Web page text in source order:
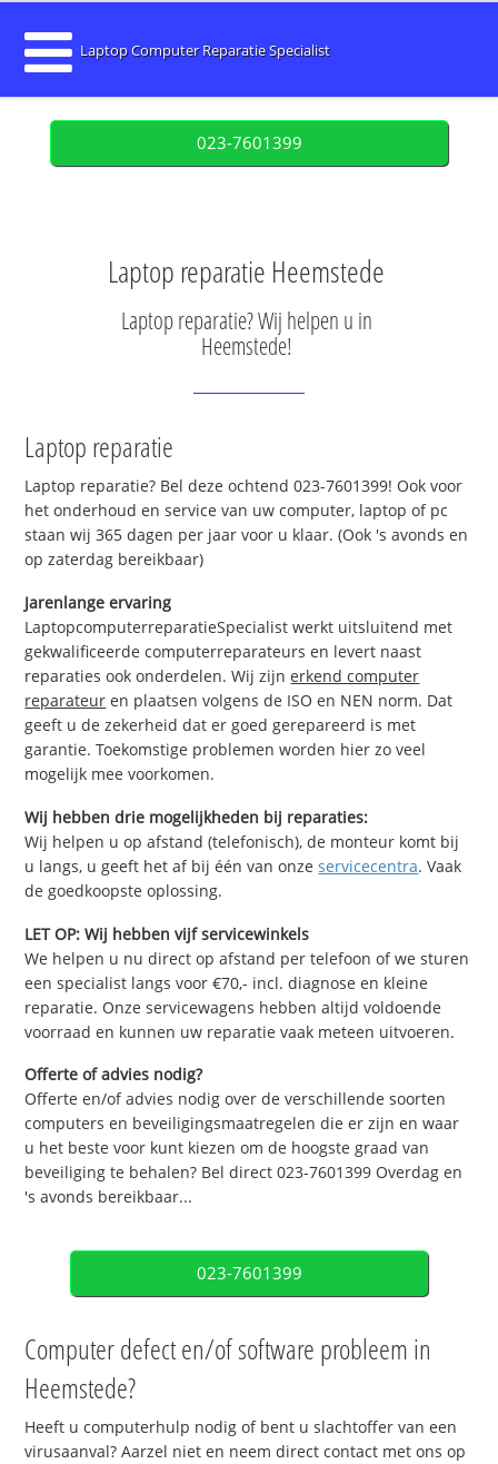
Laptop Computer Reparatie Specialist
023-7601399
Laptop reparatie Heemstede
Laptop reparatie? Wij helpen u in
Heemstede!
Laptop reparatie
Laptop reparatie? Bel deze ochtend 023-7601399! Ook voor
het onderhoud en service van uw computer, laptop of pc
staan wij 365 dagen per jaar voor u klaar. (Ook 's avonds en
op zaterdag bereikbaar)
Jarenlange ervaring
LaptopcomputerreparatieSpecialist werkt uitsluitend met
gekwalificeerde computerreparateurs en levert naast
reparaties ook onderdelen. Wij zijnerkend computer
reparateur en plaatsen volgens de ISO en NEN norm. Dat
geeft u de zekerheid dat er goed gerepareerd is met
garantie. Toekomstige problemen worden hier zo veel
mogelijk mee voorkomen.
Wij hebben drie mogelijkheden bij reparaties:
Wij helpen u op afstand (telefonisch), de monteur komt bij
u langs, u geeft het af bij één van onzeservicecentra. Vaak
de goedkoopste oplossing.
LET OP: Wij hebben vijf servicewinkels
We helpen u nu direct op afstand per telefoon of we sturen
een specialist langs voor €70,- incl. diagnose en kleine
reparatie. Onze servicewagens hebben altijd voldoende
voorraad en kunnen uw reparatie vaak meteen uitvoeren.
Offerte of advies nodig?
Offerte en/of advies nodig over de verschillende soorten
computers en beveiligingsmaatregelen die er zijn en waar
u het beste voor kunt kiezen om de hoogste graad van
beveiliging te behalen? Bel direct 023-7601399 Overdag en
's avonds bereikbaar...
023-7601399
Computer defect en/of software probleem in
Heemstede?
Heeft u computerhulp nodig of bent u slachtoffer van een
virusaanval? Aarzel niet en neem direct contact met ons op